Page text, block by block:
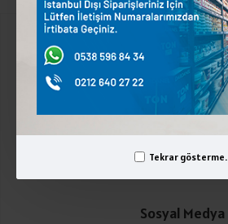
Tekrar gösterme.
Kurumsal
Üyelik İşlemleri
Sosyal Medya